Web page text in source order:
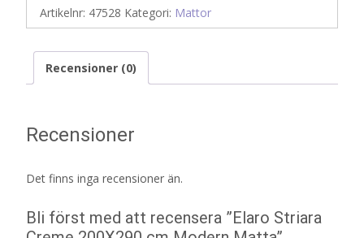
Artikelnr: 47528 Kategori: Mattor
Recensioner (0)
Recensioner
Det finns inga recensioner än.
Bli först med att recensera ”Elaro Striara